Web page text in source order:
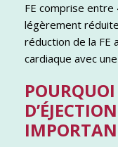
FE comprise
légèrement
réduction de la FE
cardiaque avec